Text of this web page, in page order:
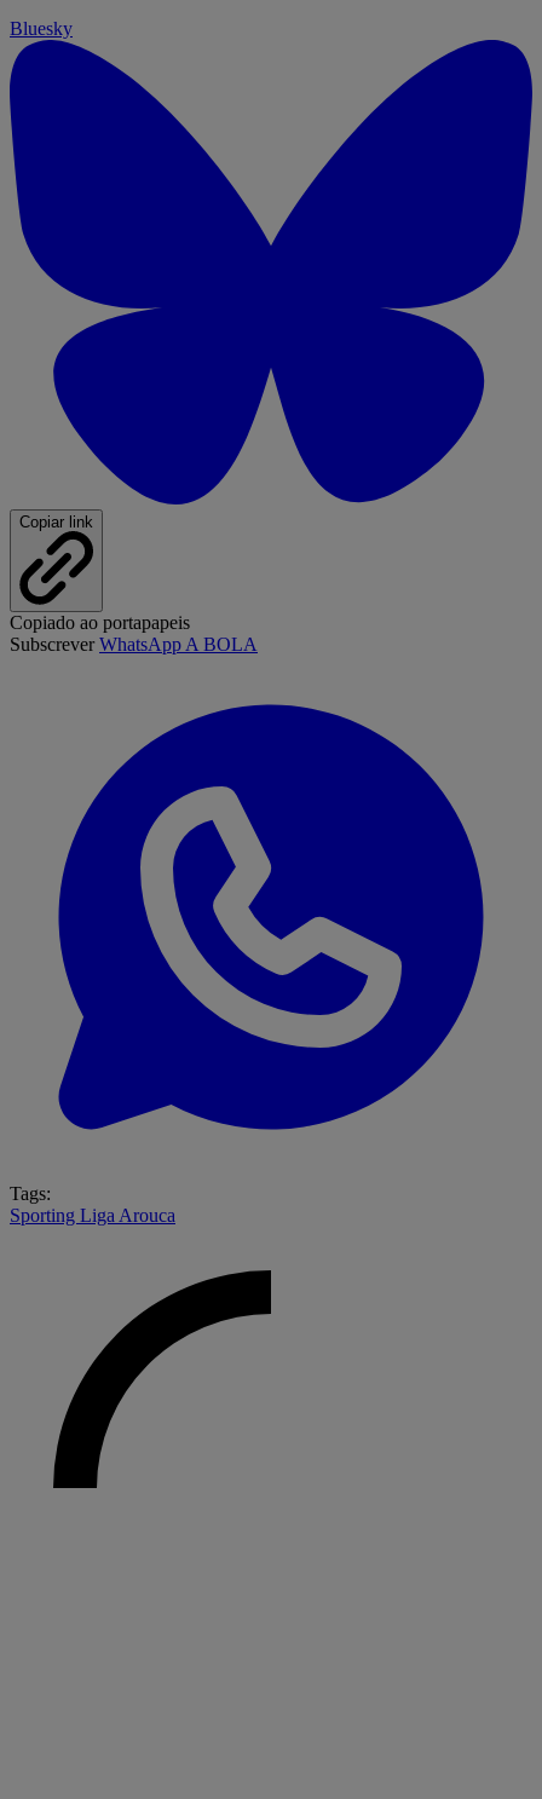
Bluesky
Copiar link
Copiado ao portapapeis
SubscreverWhatsApp A BOLA
Tags:
Sporting Liga Arouca